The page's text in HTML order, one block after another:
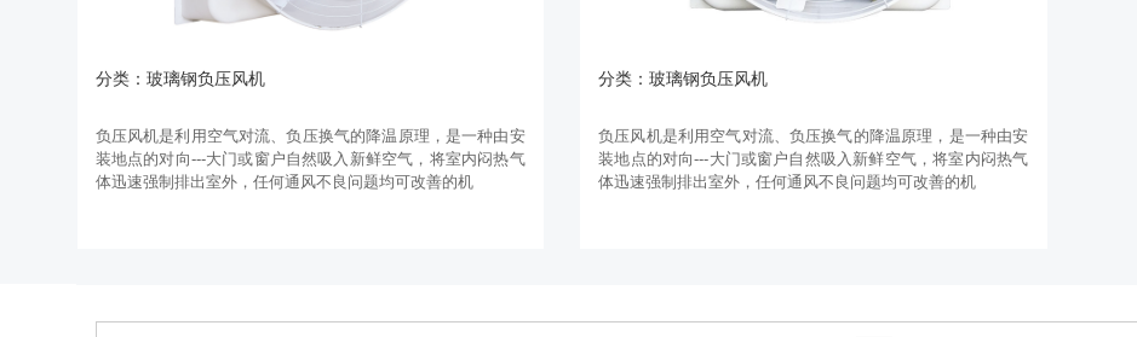
分类：玻璃钢负压风机
负压风机是利用空气对流、负压换气的降温原理，是一种由安
装地点的对向---大门或窗户自然吸入新鲜空气，将室内闷热气
体迅速强制排出室外，任何通风不良问题均可改善的机
分类：玻璃钢负压风机
负压风机是利用空气对流、负压换气的降温原理，是一种由安
装地点的对向---大门或窗户自然吸入新鲜空气，将室内闷热气
体迅速强制排出室外，任何通风不良问题均可改善的机